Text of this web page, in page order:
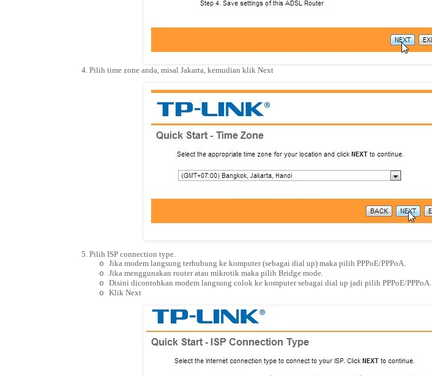
4. Pilih time zone anda, misal Jakarta, kemudian klik Next
5. Pilih ISP connection type.
o Jika modem langsung terhubung ke komputer (sebagai dial up) maka pilih PPPoE/PPPoA.
o Jika menggunakan router atau mikrotik maka pilih Bridge mode.
o Disini dicontohkan modem langsung colok ke komputer sebagai dial up jadi pilih PPPoE/PPPoA.
o Klik Next